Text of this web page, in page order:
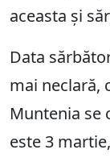
aceasta și
Data
mai neclară,
Muntenia se
este 3